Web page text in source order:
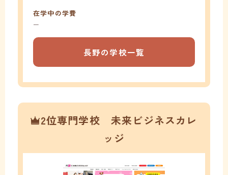
在学中の学費
ー
長野の学校一覧
2位専門学校 未来ビジネスカレ
ッジ